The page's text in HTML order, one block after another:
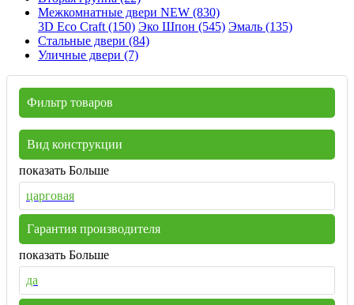
Межкомнатные двери NEW (830)
3D Eco Craft (150) Эко Шпон (545) Эмаль (135)
Стальные двери (84)
Уличные двери (7)
Фильтр товаров
Вид конструкции
показать Больше
царговая
Гарантия производителя
показать Больше
да